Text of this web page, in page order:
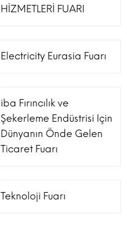
HİZMETLERİ FUARI
Electricity Eurasia Fuarı
iba Fırıncılık ve
Şekerleme Endüstrisi Için
Dünyanın Önde Gelen
Ticaret Fuarı
Teknoloji Fuarı